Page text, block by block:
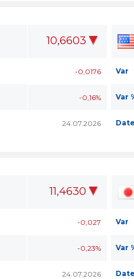
10,6603
-0,0176
-0,16%
24.07.2026
Var
Var
Date
11,4630
-0,027
-0,23%
24.07.2026
Var
Var
Date